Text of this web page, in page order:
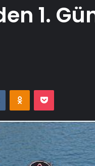
1.
VKontakteOdnoklassniki
Pocket